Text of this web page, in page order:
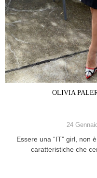
OLIVIA
24
Essere una “IT” girl, non
caratteristiche che